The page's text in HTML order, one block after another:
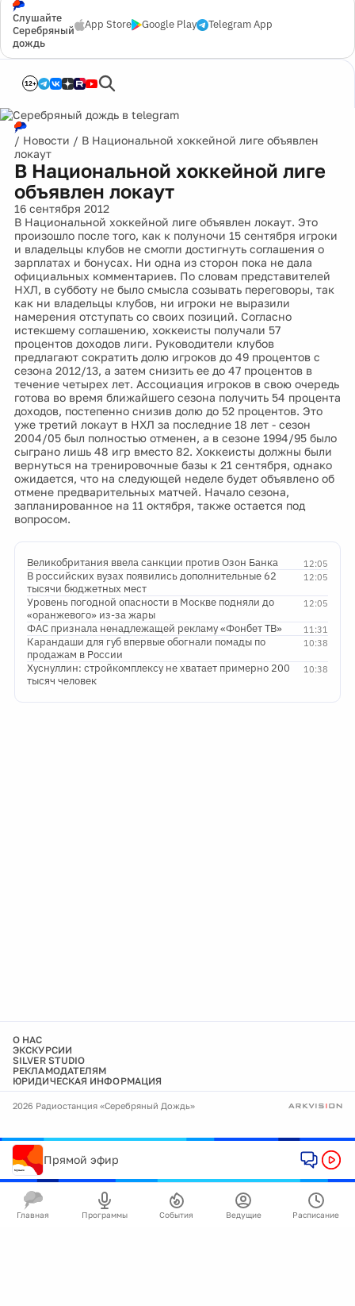
Слушайте
Серебряный
дождь
App Store Google Play Telegram App
12+
/ Новости / В Национальной хоккейной лиге объявлен
локаут
В Национальной хоккейной лиге
объявлен локаут
16 сентября 2012
В Национальной хоккейной лиге объявлен локаут. Это
произошло после того, как к полуночи 15 сентября игроки
и владельцы клубов не смогли достигнуть соглашения о
зарплатах и бонусах. Ни одна из сторон пока не дала
официальных комментариев. По словам представителей
НХЛ, в субботу не было смысла созывать переговоры, так
как ни владельцы клубов, ни игроки не выразили
намерения отступать со своих позиций. Согласно
истекшему соглашению, хоккеисты получали 57
процентов доходов лиги. Руководители клубов
предлагают сократить долю игроков до 49 процентов с
сезона 2012/13, а затем снизить ее до 47 процентов в
течение четырех лет. Ассоциация игроков в свою очередь
готова во время ближайшего сезона получить 54 процента
доходов, постепенно снизив долю до 52 процентов. Это
уже третий локаут в НХЛ за последние 18 лет - сезон
2004/05 был полностью отменен, а в сезоне 1994/95 было
сыграно лишь 48 игр вместо 82. Хоккеисты должны были
вернуться на тренировочные базы к 21 сентября, однако
ожидается, что на следующей неделе будет объявлено об
отмене предварительных матчей. Начало сезона,
запланированное на 11 октября, также остается под
вопросом.
12:05
Великобритания ввела санкции против Озон Банка
12:05
В российских вузах появились дополнительные 62
тысячи бюджетных мест
12:05
Уровень погодной опасности в Москве подняли до
«оранжевого» из-за жары
11:31
ФАС признала ненадлежащей рекламу «Фонбет ТВ»
10:38
Карандаши для губ впервые обогнали помады по
продажам в России
10:38
Хуснуллин: стройкомплексу не хватает примерно 200
тысяч человек
О НАС
ЭКСКУРСИИ
SILVER STUDIO
РЕКЛАМОДАТЕЛЯМ
ЮРИДИЧЕСКАЯ ИНФОРМАЦИЯ
2026 Радиостанция «Серебряный Дождь»
Прямой эфир
Главная Программы События Ведущие Расписание